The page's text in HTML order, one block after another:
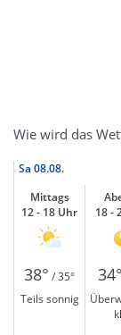
Wie wird das
Sa 08.08.
Mittags
12 - 18 Uhr
18 -
38° / 35° 34°
Teils sonnig